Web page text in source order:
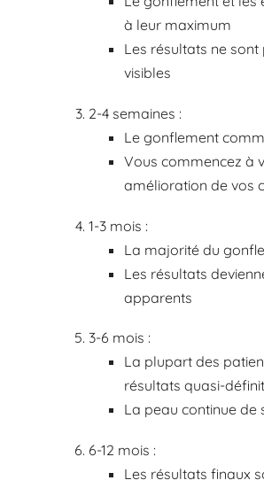
à leur maximum
Les résultats ne
visibles
2-4 semaines :
Le gonflement
Vous commencez à
amélioration de vos
1-3 mois :
La majorité du
Les résultats
apparents
3-6 mois :
La plupart des
résultats quasi-
La peau continue de
6-12 mois :
Les résultats finaux